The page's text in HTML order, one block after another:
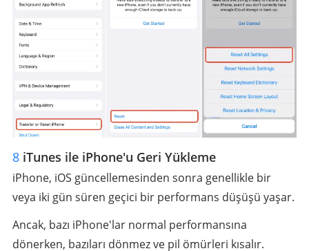
8 iTunes ile iPhone'u Geri Yükleme
iPhone, iOS güncellemesinden sonra genellikle bir
veya iki gün süren geçici bir performans düşüşü yaşar.
Ancak, bazı iPhone'lar normal performansına
dönerken, bazıları dönmez ve pil ömürleri kısalır.